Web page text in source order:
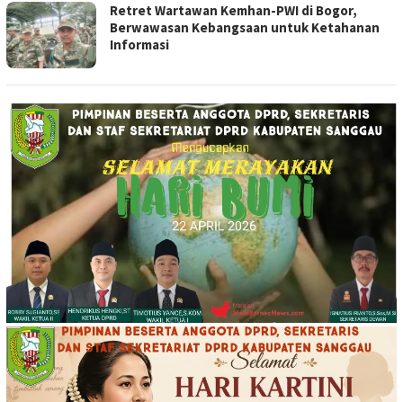
Retret Wartawan Kemhan-PWI di Bogor,
Berwawasan Kebangsaan untuk Ketahanan
Informasi